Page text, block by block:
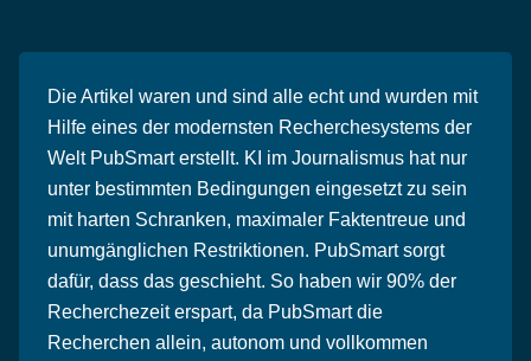
Die Artikel waren und sind alle echt und wurden mit
Hilfe eines der modernsten Recherchesystems der
Welt PubSmart erstellt. KI im Journalismus hat nur
unter bestimmten Bedingungen eingesetzt zu sein
mit harten Schranken, maximaler Faktentreue und
unumgänglichen Restriktionen. PubSmart sorgt
dafür, dass das geschieht. So haben wir 90% der
Recherchezeit erspart, da PubSmart die
Recherchen allein, autonom und vollkommen